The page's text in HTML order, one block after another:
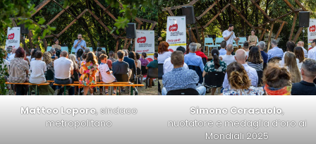
Matteo Lepore, sindaco
metropolitano
Simone Cerasuolo,
nuotatore e medaglia d’oro ai
Mondiali 2025